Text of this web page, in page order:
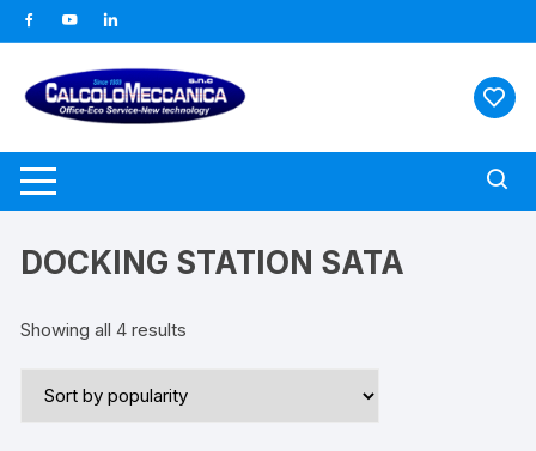
al
contenuto
DOCKING STATION SATA
Showing all 4 results